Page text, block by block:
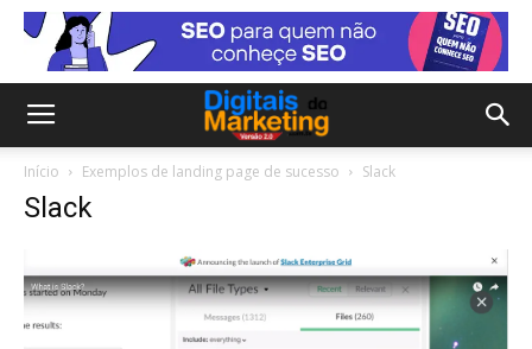
Início Exemplos de landing page de sucesso Slack
Slack